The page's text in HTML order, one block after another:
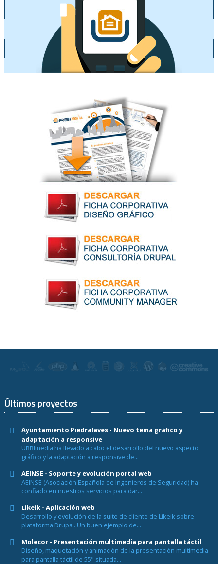
Últimos proyectos
Ayuntamiento Piedralaves - Nuevo tema gráfico y
adaptación a responsive
URBImedia ha llevado a cabo el desarrollo del nuevo aspecto
gráfico y la adaptación a responsive de...
AEINSE - Soporte y evolución portal web
AEINSE (Asociación Española de Ingenieros de Seguridad) ha
confiado en nuestros servicios para dar...
Likeik - Aplicación web
Desarrollo y evolución de la suite de cliente de Likeik sobre
plataforma Drupal. Un buen ejemplo de...
Molecor - Presentación multimedia para pantalla táctil
Diseño, maquetación y animación de la presentación multimedia
para pantalla táctil de 55" situada...